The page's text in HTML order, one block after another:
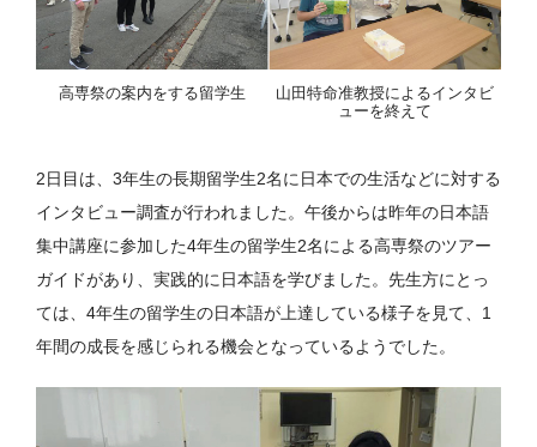
高専祭の案内をする留学生
山田特命准教授によるインタビ
ューを終えて
2日目は、3年生の長期留学生2名に日本での生活などに対する
インタビュー調査が行われました。午後からは昨年の日本語
集中講座に参加した4年生の留学生2名による高専祭のツアー
ガイドがあり、実践的に日本語を学びました。先生方にとっ
ては、4年生の留学生の日本語が上達している様子を見て、1
年間の成長を感じられる機会となっているようでした。